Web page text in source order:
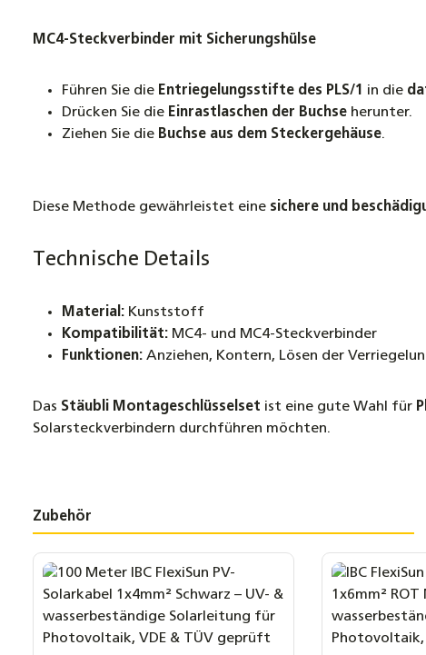
MC4-Steckverbinder mit Sicherungshülse
Führen Sie die Entriegelungsstifte des PLS/1 in die
Drücken Sie die Einrastlaschen der Buchse herunter.
Ziehen Sie die Buchse aus dem Steckergehäuse.
Diese Methode gewährleistet eine sichere und
Technische Details
Material: Kunststoff
Kompatibilität: MC4- und MC4-Steckverbinder
Funktionen: Anziehen, Kontern, Lösen der
Das Stäubli Montageschlüsselset ist eine gute Wahl für
Solarsteckverbindern durchführen möchten.
Zubehör
Produktgalerie überspringen